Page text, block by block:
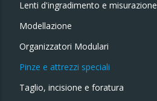
Lenti d'ingradimento e misurazione
Modellazione
Organizzatori Modulari
Pinze e attrezzi speciali
Taglio, incisione e foratura